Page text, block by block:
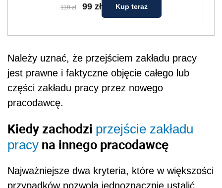
119 zł 99 zł Kup teraz
Należy uznać, że przejściem zakładu pracy
jest prawne i faktyczne objęcie całego lub
części zakładu pracy przez nowego
pracodawcę.
Kiedy zachodzi przejście zakładu
pracy na innego pracodawcę
Najważniejsze dwa kryteria, które w większości
przypadków pozwolą jednoznacznie ustalić,